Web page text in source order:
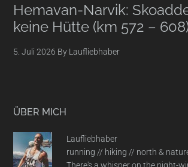
Hemavan-Narvik:
keine Hütte (km 572 –
5. Juli 2026 By Laufliebhaber
ÜBER MICH
Laufliebhaber
running // hiking // north &
There's a whisper on the night-